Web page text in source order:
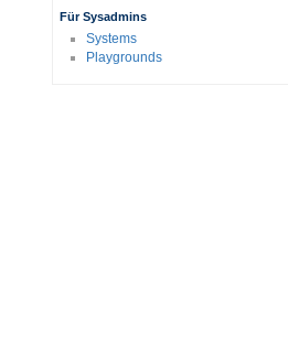
Für Sysadmins
Systems
Playgrounds